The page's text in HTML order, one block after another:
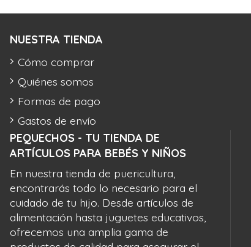
PEQUECHOS - TU TIENDA DE
ARTÍCULOS PARA BEBÉS Y NIÑOS
En nuestra tienda de puericultura,
encontrarás todo lo necesario para el
cuidado de tu hijo. Desde artículos de
alimentación hasta juguetes educativos,
ofrecemos una amplia gama de
NUESTRA TIENDA
Cómo comprar
Quiénes somos
Formas de pago
Gastos de envío